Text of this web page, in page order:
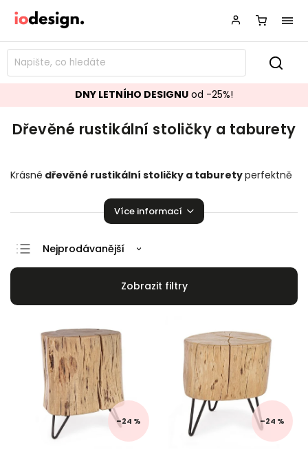
DNY LETNÍHO DESIGNU od -25%!
Dřevěné rustikální stoličky a taburety
Krásné dřevěné rustikální stoličky a taburetyperfektně
které pozvednou úroveň vaší domácnosti!
Více informací
Doporučujeme
Nejprodávanější
Abecedně
–24 % –24 %